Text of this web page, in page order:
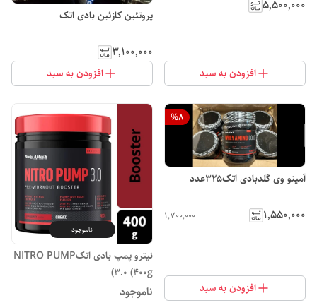
۵٬۵۰۰٬۰۰۰
افزودن به سبد
پروتئین کازئین بادی اتک
۳٬۱۰۰٬۰۰۰
افزودن به سبد
%8
آمینو وی گلدبادی اتک325عدد
۱٬۵۵۰٬۰۰۰ ۱٬۷۰۰٬۰۰۰
افزودن به سبد
ناموجود
نیترو پمپ بادی اتکNITRO PUMP
3.0 (400g)
ناموجود